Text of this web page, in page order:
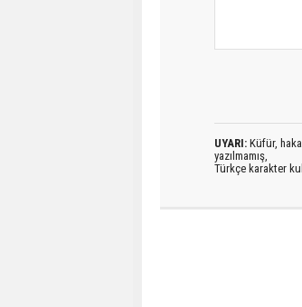
UYARI: Küfür,
yazılmamış,
Türkçe karakter